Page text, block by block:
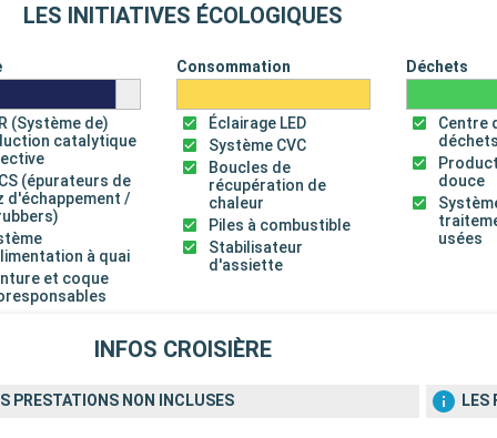
LES INITIATIVES ÉCOLOGIQUES
(Système de)
catalytique
(épurateurs de
d'échappement /
à quai
et coque
Consommation
Éclairage LED
Système CVC
Boucles de
récupération de
chaleur
Piles à combustible
Stabilisateur
d'assiette
Déchets
Centre
déchets
douce
usées
INFOS CROISIÈRE
PRESTATIONS NON INCLUSES LES